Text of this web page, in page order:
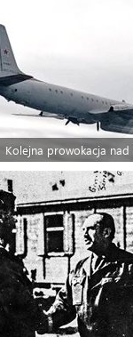
Kolejna prowokacja nad